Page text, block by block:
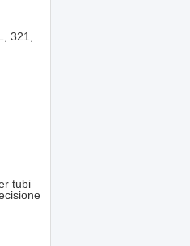
321,
tubi